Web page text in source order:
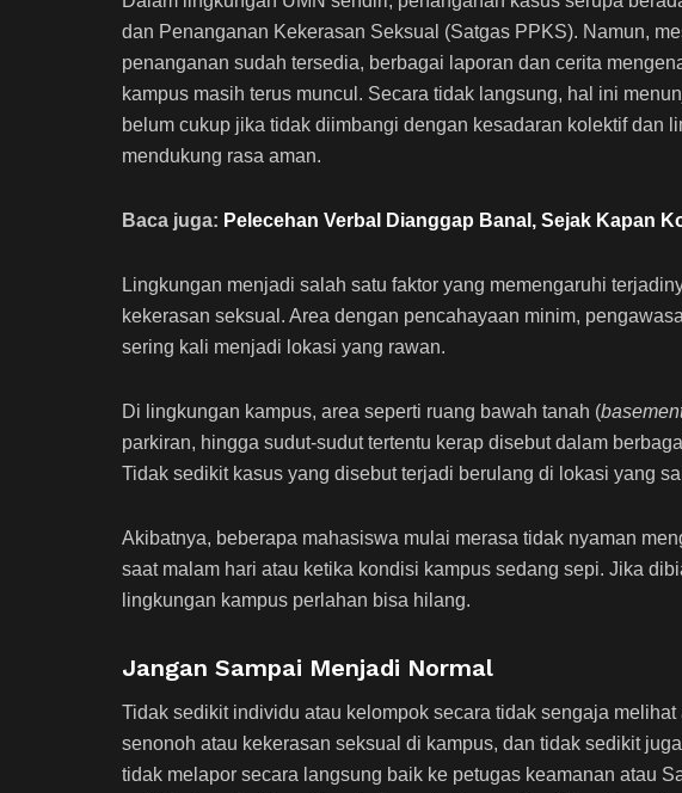
dan Penanganan Kekerasan Seksual (Satgas PPKS). Namun,
penanganan sudah tersedia, berbagai laporan dan cerita
kampus masih terus muncul. Secara tidak langsung, hal ini
belum cukup jika tidak diimbangi dengan kesadaran kolektif dan
mendukung rasa aman.
Baca juga: Pelecehan Verbal Dianggap Banal, Sejak Kapan
Lingkungan menjadi salah satu faktor yang memengaruhi
kekerasan seksual. Area dengan pencahayaan minim,
sering kali menjadi lokasi yang rawan.
Di lingkungan kampus, area seperti ruang bawah tanah (
parkiran, hingga sudut-sudut tertentu kerap disebut dalam
Tidak sedikit kasus yang disebut terjadi berulang di lokasi yang
Akibatnya, beberapa mahasiswa mulai merasa tidak nyaman
saat malam hari atau ketika kondisi kampus sedang sepi. Jika
lingkungan kampus perlahan bisa hilang.
Jangan Sampai Menjadi Normal
Tidak sedikit individu atau kelompok secara tidak sengaja
senonoh atau kekerasan seksual di kampus, dan tidak sedikit
tidak melapor secara langsung baik ke petugas keamanan atau